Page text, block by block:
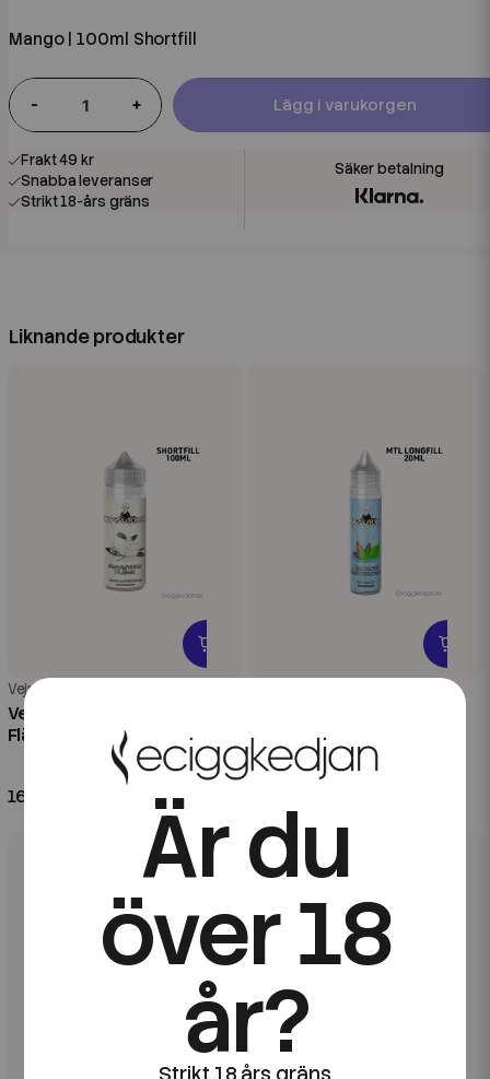
Mango | 100ml Shortfill
- + Lägg i varukorgen
Frakt 49 kr
Snabba leveranser
Strikt 18-års gräns
Liknande produkter
Vejpgubbens
Vejpgubbens | Fantastiska
Fläder |100ml Shortfill
169 kr
Mentholtobak | 20ml
Longfill
Är du
över 18
år?